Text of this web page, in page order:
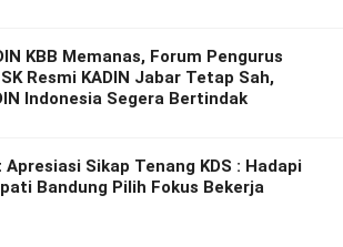
KBB Memanas, Forum Pengurus
Resmi KADIN Jabar Tetap Sah,
Indonesia Segera Bertindak
Sikap Tenang KDS : Hadapi
Bandung Pilih Fokus Bekerja